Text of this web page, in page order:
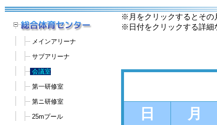
メインアリーナ
サブアリーナ
会議室
第一研修室
第ニ研修室
25mプール
※月をクリックするとその
※日付をクリックする詳細
日 月